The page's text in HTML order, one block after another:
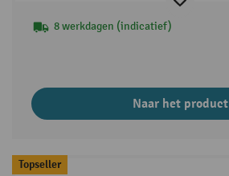
8 werkdagen (indicatief)
Naar het product
Topseller